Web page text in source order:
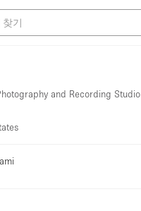
and Recording Studio